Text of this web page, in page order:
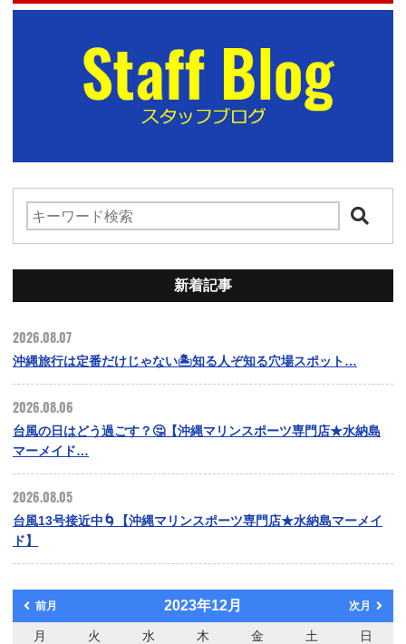
新着記事
2026.08.07
沖縄旅行は定番だけじゃない🏝️知る人ぞ知る穴場スポット…
2026.08.06
台風の日はどう過ごす？🤔【沖縄マリンスポーツ専門店★水納島
マーメイド…
2026.08.05
台風13号接近中🌀【沖縄マリンスポーツ専門店★水納島マーメイ
ド】
前月 2023年12月 次月
月 火 水 木 金 土 日